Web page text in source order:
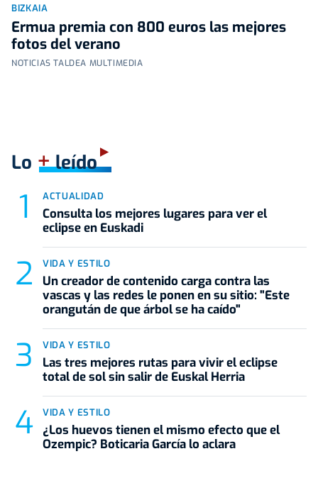
BIZKAIA
Ermua premia con 800 euros las mejores
fotos del verano
NOTICIAS TALDEA MULTIMEDIA
Lo +leído
ACTUALIDAD
Consulta los mejores lugares para ver el
eclipse en Euskadi
VIDA Y ESTILO
Un creador de contenido carga contra las
vascas y las redes le ponen en su sitio: "Este
orangután de que árbol se ha caído"
VIDA Y ESTILO
Las tres mejores rutas para vivir el eclipse
total de sol sin salir de Euskal Herria
VIDA Y ESTILO
¿Los huevos tienen el mismo efecto que el
Ozempic? Boticaria García lo aclara